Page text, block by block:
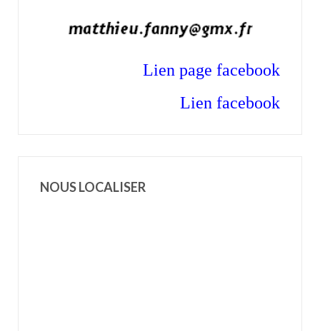
Lien page facebook
Lien facebook
NOUS LOCALISER